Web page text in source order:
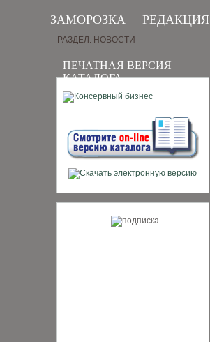
ЗАМОРОЗКА РЕДАКЦИЯ
ПЕЧАТНАЯ ВЕРСИЯ
КАТАЛОГА
РАЗДЕЛ: НОВОСТИ